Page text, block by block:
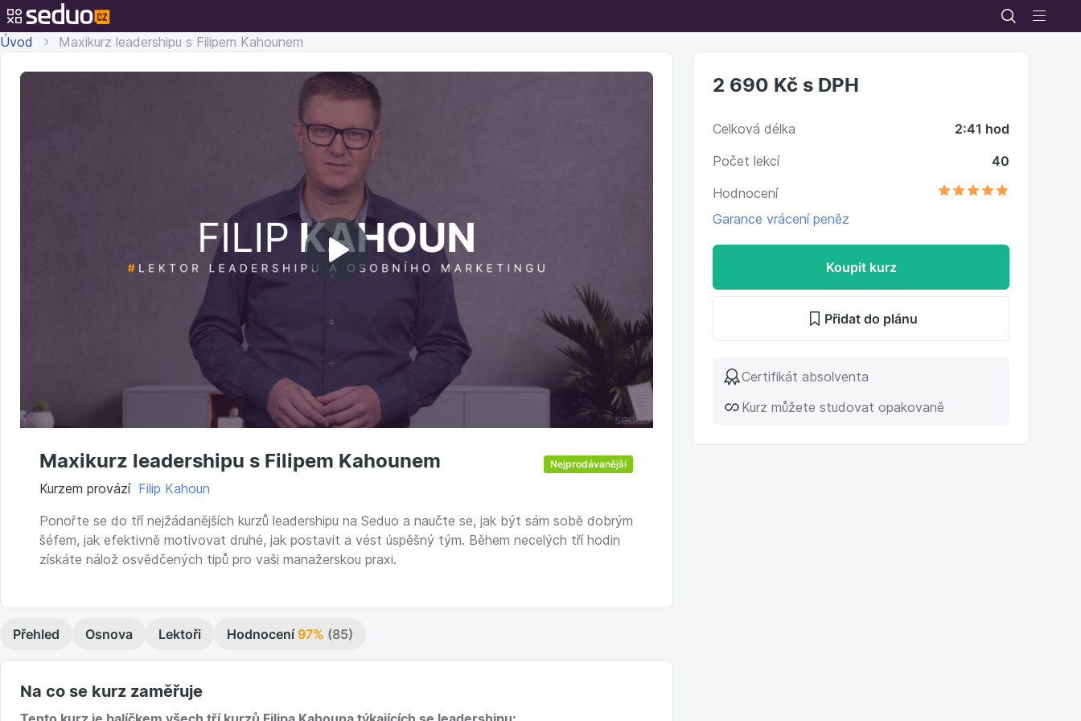
Úvod Maxikurz leadershipu s Filipem Kahounem
Přehrát
Maxikurz leadershipu s Filipem Kahounem Nejprodávanější
Kurzem provází Filip Kahoun
Ponořte se do tří nejžádanějších kurzů leadershipu na Seduo a naučte se, jak být sám sobě dobrým
šéfem, jak efektivně motivovat druhé, jak postavit a vést úspěšný tým. Během necelých tří hodin
získáte nálož osvědčených tipů pro vaši manažerskou praxi.
2 690 Kč s DPH
Celková délka
2:41 hod
Počet lekcí
40
Hodnocení
Garance vrácení peněz
Koupit kurz
Přidat do plánu
Certifikát absolventa
Kurz můžete studovat opakovaně
Přehled Osnova Lektoři Hodnocení 97% (85)
Na co se kurz zaměřuje